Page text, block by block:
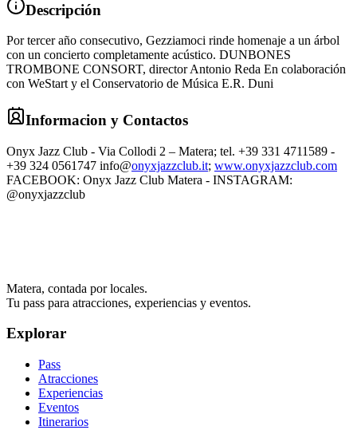
Descripción
Por tercer año consecutivo, Gezziamoci rinde homenaje a un árbol
con un concierto completamente acústico. DUNBONES
TROMBONE CONSORT, director Antonio Reda En colaboración
con WeStart y el Conservatorio de Música E.R. Duni
Informacion y Contactos
Onyx Jazz Club - Via Collodi 2 – Matera; tel. +39 331 4711589 -
+39 324 0561747 info@onyxjazzclub.it; www.onyxjazzclub.com
FACEBOOK: Onyx Jazz Club Matera - INSTAGRAM:
@onyxjazzclub
Matera, contada por locales.
Tu pass para atracciones, experiencias y eventos.
Explorar
Pass
Atracciones
Experiencias
Eventos
Itinerarios